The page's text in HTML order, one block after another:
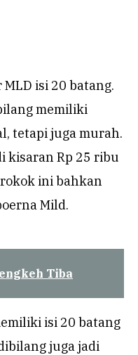
isi 20 batang.
memiliki
tetapi juga murah.
kisaran Rp 25 ribu
ini bahkan
Mild.
Tiba
isi 20 batang
juga jadi